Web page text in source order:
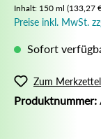
Inhalt: 150 ml (133,27
Preise inkl. MwSt.
Sofort
Zum
Produktnummer: